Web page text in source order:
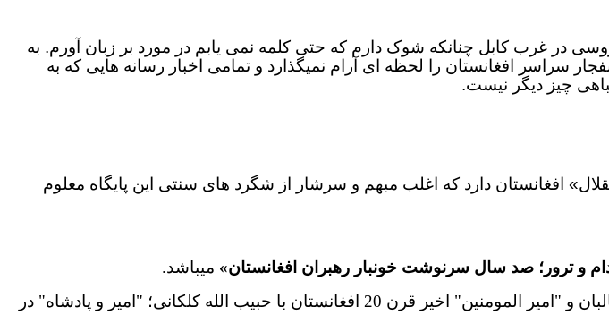
غرب کابل چنانکه شوک دارم که حتی کلمه نمی یابم در مورد بر زبان آورم. به
سراسر افغانستان را لحظه ای آرام نمیگذارد و تمامی اخبار رسانه هایی که به
چیز دیگر نیست.
افغانستان دارد که اغلب مبهم و سرشار از شگرد های سنتی این پایگاه معلوم
و ترور؛ صد سال سرنوشت خونبار رهبران افغانستان» میباشد.
متقارن کردن تصویر تقریباً دیده نشده ملامحمد عمر «مجاهد» قندهاری رهبر نخست طالبان و "امیر المومنین" اخیر قرن 20 افغانستان با حبیب الله کلکانی؛ "امیر و پادشاه" در